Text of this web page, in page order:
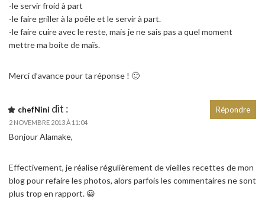
-le servir froid à part
-le faire griller à la poêle et le servir à part.
-le faire cuire avec le reste, mais je ne sais pas a quel moment
mettre ma boite de maïs.
Merci d’avance pour ta réponse ! 🙂
chefNini dit :
2 NOVEMBRE 2013 À 11:04
Bonjour Alamake,
Effectivement, je réalise régulièrement de vieilles recettes de mon
blog pour refaire les photos, alors parfois les commentaires ne sont
plus trop en rapport. 😀
Répondre